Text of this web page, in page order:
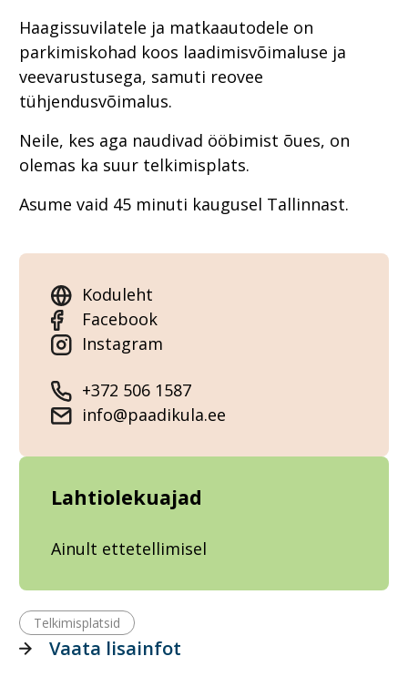
Haagissuvilatele ja matkaautodele on
parkimiskohad koos laadimisvõimaluse ja
veevarustusega, samuti reovee
tühjendusvõimalus.
Neile, kes aga naudivad ööbimist õues, on
olemas ka suur telkimisplats.
Asume vaid 45 minuti kaugusel Tallinnast.
Koduleht
Facebook
Instagram
+372 506 1587
info@paadikula.ee
Lahtiolekuajad
Ainult ettetellimisel
Telkimisplatsid
Vaata lisainfot